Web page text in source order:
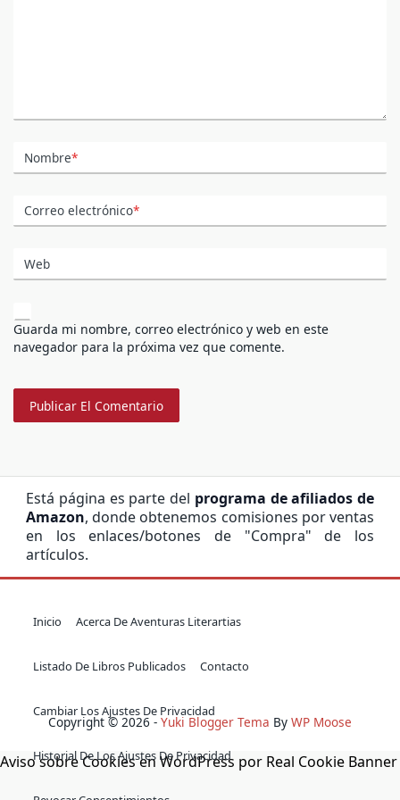
Nombre*
Correo electrónico*
Web
Guarda mi nombre, correo electrónico y web en este
navegador para la próxima vez que comente.
Está página es parte del programa de afiliados de
Amazon, donde obtenemos comisiones por ventas
en los enlaces/botones de "Compra" de los
artículos.
Inicio Acerca De Aventuras Literartias
Listado De Libros Publicados Contacto
Cambiar Los Ajustes De Privacidad
Historial De Los Ajustes De Privacidad
Copyright © 2026 - Yuki Blogger Tema By WP Moose
Aviso sobre Cookies en WordPress por Real Cookie Banner